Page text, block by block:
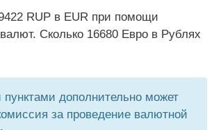
RUP в EUR при помощи
Сколько 16680 Евро в Рублях
дополнительно может
за проведение валютной